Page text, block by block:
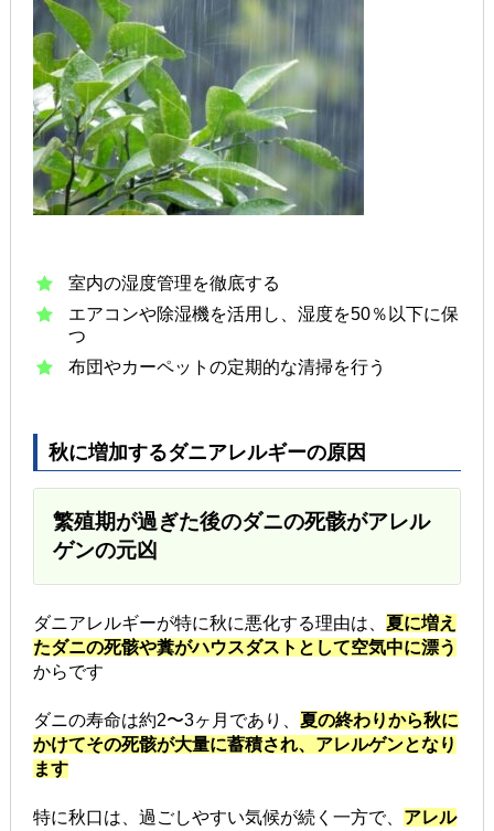
室内の湿度管理を徹底する
エアコンや除湿機を活用し、湿度を50％以下に保
つ
布団やカーペットの定期的な清掃を行う
秋に増加するダニアレルギーの原因
繁殖期が過ぎた後のダニの死骸がアレル
ゲンの元凶
ダニアレルギーが特に秋に悪化する理由は、 夏に増え
たダニの死骸や糞がハウスダストとして空気中に漂う
からです
ダニの寿命は約2〜3ヶ月であり、 夏の終わりから秋に
かけてその死骸が大量に蓄積され、アレルゲンとなり
ます
特に秋口は、過ごしやすい気候が続く一方で、 アレル